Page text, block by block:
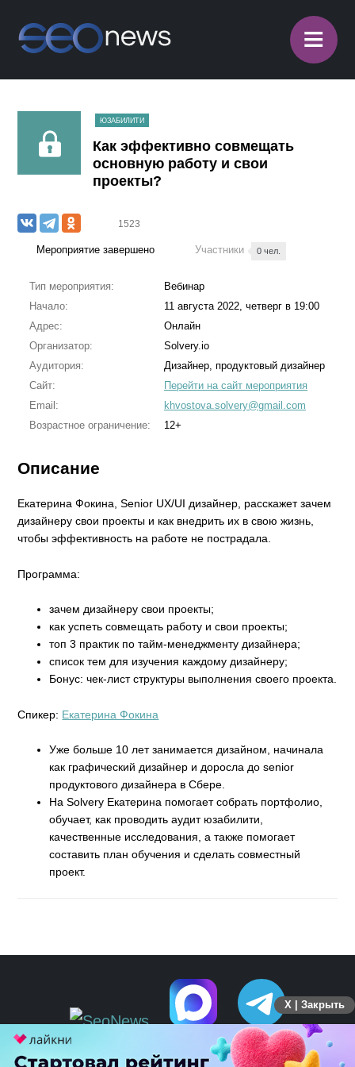
≡
ЮЗАБИЛИТИ
Как эффективно совмещать
основную работу и свои
проекты?
1523
Мероприятие завершено Участники 0 чел.
Тип мероприятия:
Вебинар
Начало:
11 августа 2022, четверг в 19:00
Адрес:
Онлайн
Организатор:
Solvery.io
Аудитория:
Дизайнер, продуктовый дизайнер
Сайт:
Перейти на сайт мероприятия
Email:
khvostova.solvery@gmail.com
Возрастное ограничение:
12+
Описание
Екатерина Фокина, Senior UX/UI дизайнер, расскажет зачем
дизайнеру свои проекты и как внедрить их в свою жизнь,
чтобы эффективность на работе не пострадала.
Программа:
зачем дизайнеру свои проекты;
как успеть совмещать работу и свои проекты;
топ 3 практик по тайм-менеджменту дизайнера;
список тем для изучения каждому дизайнеру;
Бонус: чек-лист структуры выполнения своего проекта.
Спикер: Екатерина Фокина
Уже больше 10 лет занимается дизайном, начинала
как графический дизайнер и доросла до senior
продуктового дизайнера в Сбере.
На Solvery Екатерина помогает собрать портфолио,
обучает, как проводить аудит юзабилити,
качественные исследования, а также помогает
составить план обучения и сделать совместный
проект.
X | Закрыть
ПЕРЕЙТИ НА ПОЛНУЮ ВЕРСИЮ